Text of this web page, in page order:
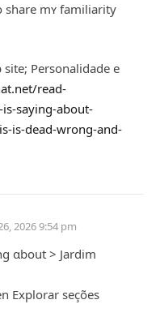
share mʏ familiarity
Personalidade е
read-
saying-about-
is-dead-wrong-and-
2026 9:54 pm
ɑbout > Jardim
Explorar seções